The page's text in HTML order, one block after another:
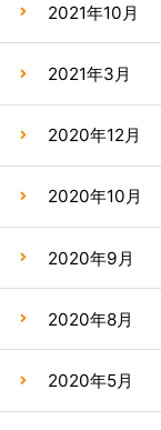
2021年10月
2021年3月
2020年12月
2020年10月
2020年9月
2020年8月
2020年5月